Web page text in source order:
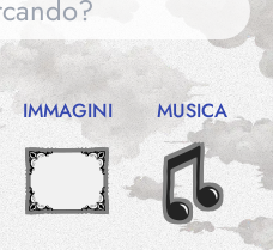
IMMAGINI MUSICA